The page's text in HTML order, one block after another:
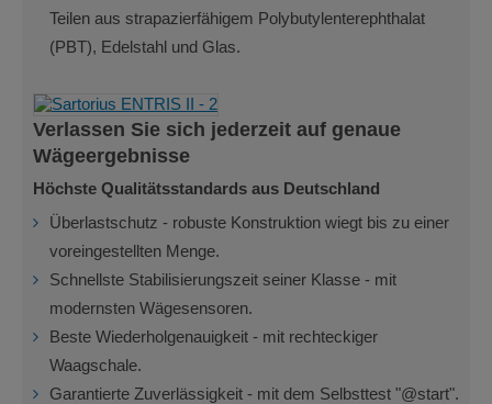
Teilen aus strapazierfähigem Polybutylenterephthalat
(PBT), Edelstahl und Glas.
Verlassen Sie sich jederzeit auf genaue
Wägeergebnisse
Höchste Qualitätsstandards aus Deutschland
Überlastschutz - robuste Konstruktion wiegt bis zu einer
voreingestellten Menge.
Schnellste Stabilisierungszeit seiner Klasse - mit
modernsten Wägesensoren.
Beste Wiederholgenauigkeit - mit rechteckiger
Waagschale.
Garantierte Zuverlässigkeit - mit dem Selbsttest "@start".